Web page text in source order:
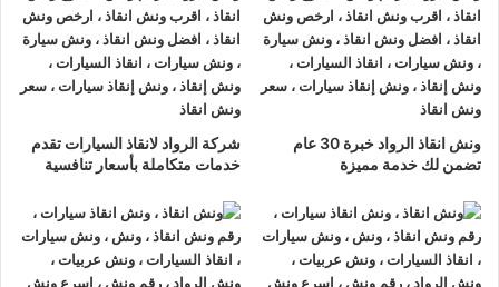
ما يميزنا عن غيرنا انفرادنا بتقديم خدماتنا باحترافية عالية ونعمل منذ
عام 2002 على الطرق السريعة بكافة انحاء جمهورية مصر العربية
لبناء جسور من الثقة المتبادلة بين الشركة وعملائها و انقاذ ونقل
السيارات
سحب السياراتمن الحوادث.
اسرعونش انقاذ سياراتفي اسيوط
ونش انقاذ سيارات اسيوط لدينا ونش انقاذ سيارات مزود بمعدات
حديثة و مجهزة لـسحب السيارات من الاعطال والحوادث نحنأسرع
ونش انقاذ الرواد خبرة 30 عام
تضمن لك خدمة مميزة
شركة الرواد لانقاذ السيارات تقدم
خدمات متكاملة بأسعار تنافسية